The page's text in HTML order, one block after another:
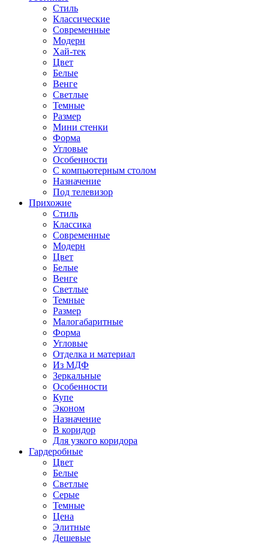
Стиль
Классические
Современные
Модерн
Хай-тек
Цвет
Белые
Венге
Светлые
Темные
Размер
Мини стенки
Форма
Угловые
Особенности
С компьютерным столом
Назначение
Под телевизор
Прихожие
Стиль
Классика
Современные
Модерн
Цвет
Белые
Венге
Светлые
Темные
Размер
Малогабаритные
Форма
Угловые
Отделка и материал
Из МДФ
Зеркальные
Особенности
Купе
Эконом
Назначение
В коридор
Для узкого коридора
Гардеробные
Цвет
Белые
Светлые
Серые
Темные
Цена
Элитные
Дешевые